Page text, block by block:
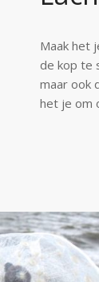
Maak het
de kop te
maar ook
het je om